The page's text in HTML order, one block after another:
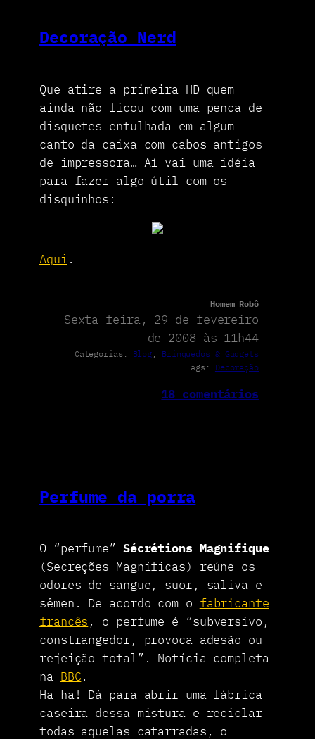
Decoração Nerd
Que atire a primeira HD quem
ainda não ficou com uma penca de
disquetes entulhada em algum
canto da caixa com cabos antigos
de impressora… Aí vai uma idéia
para fazer algo útil com os
disquinhos:
Aqui.
Homem Robô
Sexta-feira, 29 de fevereiro
de 2008 às 11h44
Categorias: Blog
Brinquedos & Gadgets
Tags: Decoração
18 comentários
Perfume da porra
O “perfume” Sécrétions Magnifique
(Secreções Magníficas) reúne os
odores de sangue, suor, saliva e
sêmen. De acordo com o fabricante
francês , o perfume é “subversivo,
constrangedor, provoca adesão ou
rejeição total”. Notícia completa
na BBC.
Ha ha! Dá para abrir uma fábrica
caseira dessa mistura e reciclar
todas aquelas catarradas, o